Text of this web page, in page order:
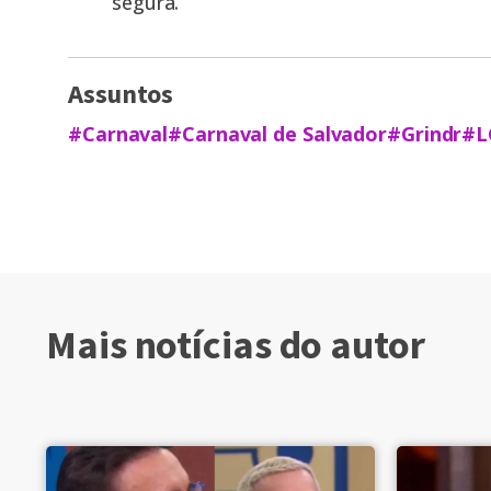
Assuntos
#Carnaval#Carnaval de Salvador#Grindr
Mais notícias do autor